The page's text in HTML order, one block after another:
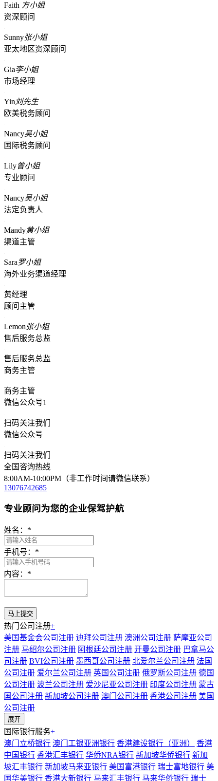
Faith 方小姐
资深顾问
Sunny张小姐
亚太地区资深顾问
Gia李小姐
市场经理
Yin 刘先生
欧美税务顾问
Nancy吴小姐
国际税务顾问
Lily曾小姐
专业顾问
Nancy吴小姐
法定负责人
Mandy黄小姐
渠道主管
Sara罗小姐
海外业务渠道经理
黄经理
顾问主管
Lemon张小姐
售后服务总监
售后服务总监
商务主管
商务主管
微信公众号1
扫码关注我们
微信公众号
扫码关注我们
全国咨询热线
8:00AM-10:00PM（非工作时间请微信联系）
13076742685
专业顾问为您的企业保驾护航
姓名： *
手机号： *
内容： *
热门公司注册+
美国基金会公司注册 迪拜公司注册 澳洲公司注册 萨摩亚公司
注册 马绍尔公司注册 阿根廷公司注册 开曼公司注册 巴拿马公
司注册 BVI公司注册 墨西哥公司注册 北爱尔兰公司注册 法国
公司注册 爱尔兰公司注册 英国公司注册 俄罗斯公司注册 德国
公司注册 波兰公司注册 爱沙尼亚公司注册 印度公司注册 蒙古
国公司注册 新加坡公司注册 澳门公司注册 香港公司注册 美国
公司注册
展开
国际银行服务+
澳门立桥银行 澳门工银亚洲银行 香港建设银行（亚洲）
香港
中国银行 香港汇丰银行 华侨NRA银行 新加坡华侨银行 新加
坡汇丰银行 新加坡马来亚银行 美国富港银行 瑞士富地银行 美
国华美银行 香港大新银行 马来汇丰银行 马来华侨银行 瑞士